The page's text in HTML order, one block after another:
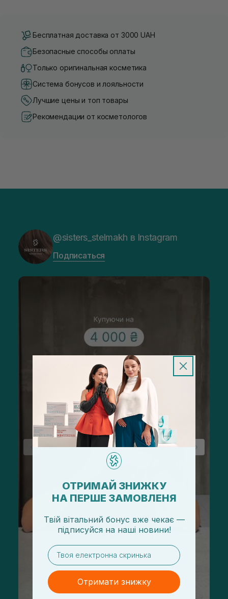
Бесплатная доставка от 3000 UAH
Безопасные способы оплаты
Только оригинальная косметика
Система бонусов и лояльности
Лучшие цены и топ товары
Рекомендации от косметологов
@sisters_stelmakh в Instagram
Подписаться
ОТРИМАЙ ЗНИЖКУ
НА ПЕРШЕ ЗАМОВЛЕНЯ
Твій вітальний бонус вже чекає —
підписуйся на наші новини!
email
Отримати знижку